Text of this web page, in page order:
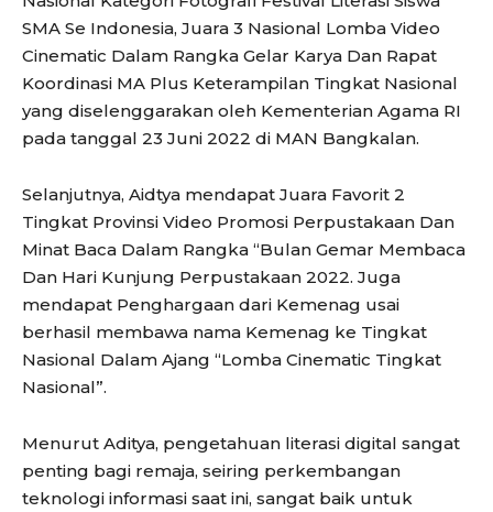
SMA Se Indonesia, Juara 3 Nasional Lomba Video
Cinematic Dalam Rangka Gelar Karya Dan Rapat
Koordinasi MA Plus Keterampilan Tingkat Nasional
yang diselenggarakan oleh Kementerian Agama RI
pada tanggal 23 Juni 2022 di MAN Bangkalan.
Selanjutnya, Aidtya mendapat Juara Favorit 2
Tingkat Provinsi Video Promosi Perpustakaan Dan
Minat Baca Dalam Rangka “Bulan Gemar Membaca
Dan Hari Kunjung Perpustakaan 2022. Juga
mendapat Penghargaan dari Kemenag usai
berhasil membawa nama Kemenag ke Tingkat
Nasional Dalam Ajang “Lomba Cinematic Tingkat
Nasional”.
Menurut Aditya, pengetahuan literasi digital sangat
penting bagi remaja, seiring perkembangan
teknologi informasi saat ini, sangat baik untuk